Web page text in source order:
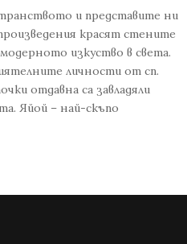
и представите ни
красят стените
изкуство в света.
личности от сп.
отдавна са завладяли
Яйой – най-скъпо